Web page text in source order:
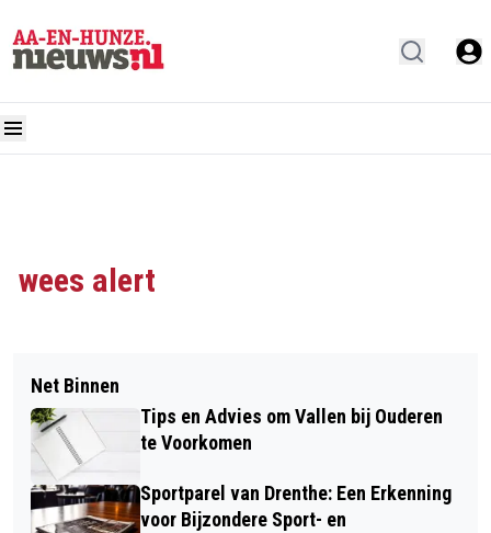
wees alert
Net Binnen
Tips en Advies om Vallen bij Ouderen
te Voorkomen
Sportparel van Drenthe: Een Erkenning
voor Bijzondere Sport- en